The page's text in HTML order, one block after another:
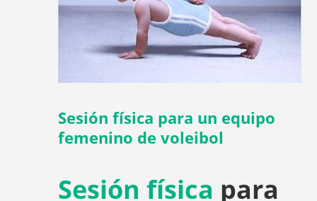
Sesión física para un equipo
femenino de voleibol
Sesión física para